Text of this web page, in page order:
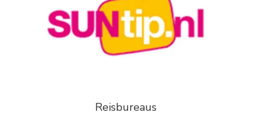
Reisbureaus